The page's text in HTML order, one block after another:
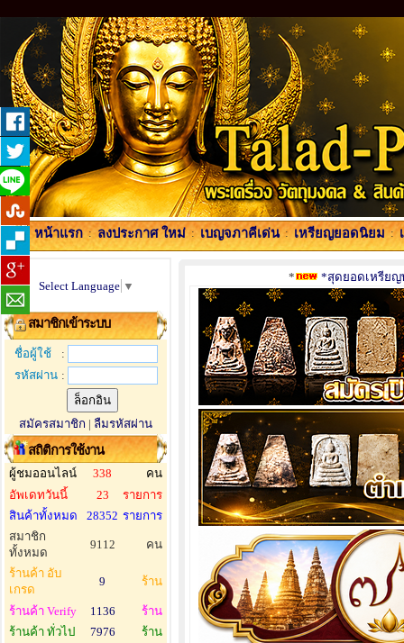
หน้าแรก : ลงประกาศ ใหม่ : เบญจภาคีเด่น : เหรียญยอดนิยม :
Select Language ▼
สมาชิกเข้าระบบ
ชื่อผู้ใช้
:
รหัสผ่าน :
สมัครสมาชิก | ลืมรหัสผ่าน
สถิติการใช้งาน
ผู้ชมออนไลน์ 338
คน
อัพเดทวันนี้
23
รายการ
สินค้าทั้งหมด
28352 รายการ
สมาชิก
ทั้งหมด
9112 คน
ร้านค้า อับ
เกรด
9 ร้าน
ร้านค้า Verify 1136
ร้าน
ร้านค้า ทั่วไป
7976
ร้าน
* *สุดยอดเหรียญ